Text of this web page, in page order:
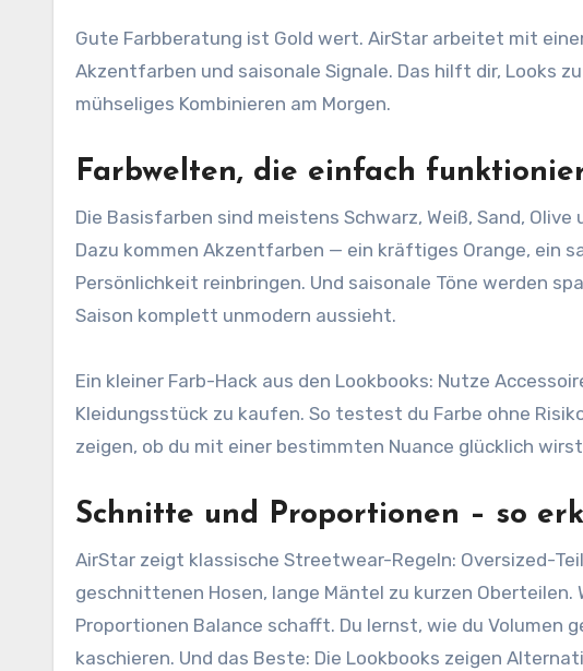
Gute Farbberatung ist Gold wert. AirStar arbeitet mit
Akzentfarben und saisonale Signale. Das hilft dir, Looks
mühseliges Kombinieren am Morgen.
Farbwelten, die einfach
Die Basisfarben sind meistens Schwarz, Weiß, Sand,
Dazu kommen Akzentfarben — ein kräftiges Orange, ein
Persönlichkeit reinbringen. Und saisonale Töne werden
Saison komplett unmodern aussieht.
Ein kleiner Farb-Hack aus den Lookbooks: Nutze
Kleidungsstück zu kaufen. So testest du Farbe ohne
zeigen, ob du mit einer bestimmten Nuance glücklich
Schnitte und Proportionen – so
AirStar zeigt klassische Streetwear-Regeln: Oversized-
geschnittenen Hosen, lange Mäntel zu kurzen
Proportionen Balance schafft. Du lernst, wie du Volumen
kaschieren. Und das Beste: Die Lookbooks zeigen